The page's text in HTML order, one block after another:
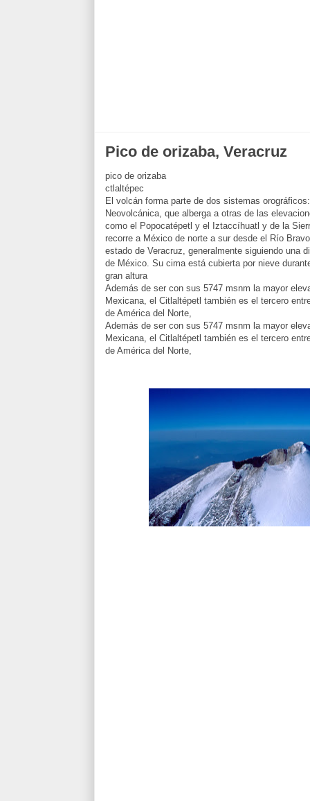
Pico de orizaba, Veracruz
pico de orizaba
ctlaltépec
El volcán forma parte de dos sistemas
Neovolcánica, que alberga a otras de las
como el Popocatépetl y el Iztaccíhuatl y de la
recorre a México de norte a sur desde el Río
estado de Veracruz, generalmente siguiendo una
de México. Su cima está cubierta por nieve
gran altura
Además de ser con sus 5747 msnm la mayor
Mexicana, el Citlaltépetl también es el tercero
de América del Norte,
Además de ser con sus 5747 msnm la mayor
Mexicana, el Citlaltépetl también es el tercero
de América del Norte,